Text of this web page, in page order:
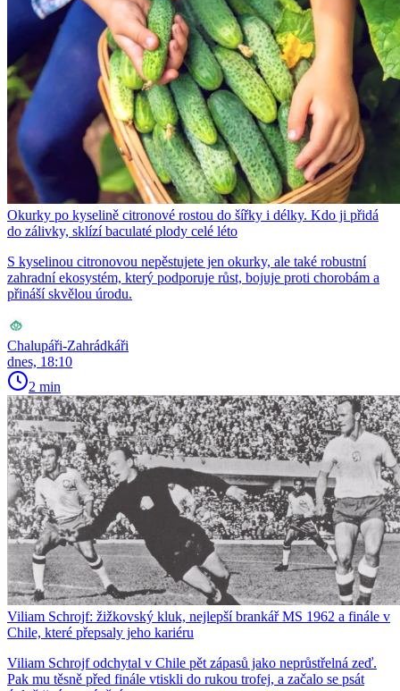
Okurky po kyselině citronové rostou do šířky i délky. Kdo ji přidá
do zálivky, sklízí baculaté plody celé léto
S kyselinou citronovou nepěstujete jen okurky, ale také robustní
zahradní ekosystém, který podporuje růst, bojuje proti chorobám a
přináší skvělou úrodu.
Chalupáři-Zahrádkáři
dnes, 18:10
2 min
Viliam Schrojf: žižkovský kluk, nejlepší brankář MS 1962 a finále v
Chile, které přepsaly jeho kariéru
Viliam Schrojf odchytal v Chile pět zápasů jako neprůstřelná zeď.
Pak mu těsně před finále vtiskli do rukou trofej, a začalo se psát